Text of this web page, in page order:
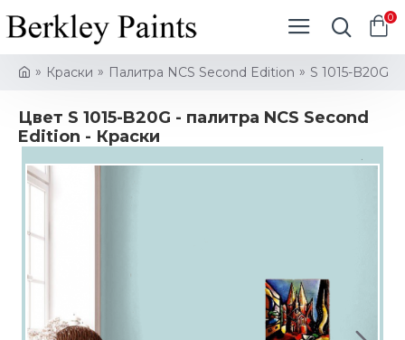
0
Краски Палитра NCS Second Edition S 1015-B20G
Цвет S 1015-B20G - палитра NCS Second
Edition - Краски